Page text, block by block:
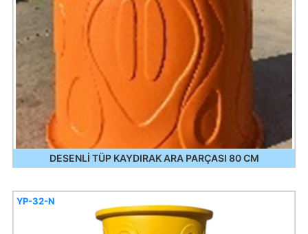
DESENLİ TÜP KAYDIRAK ARA PARÇASI 80 CM
YP-32-N